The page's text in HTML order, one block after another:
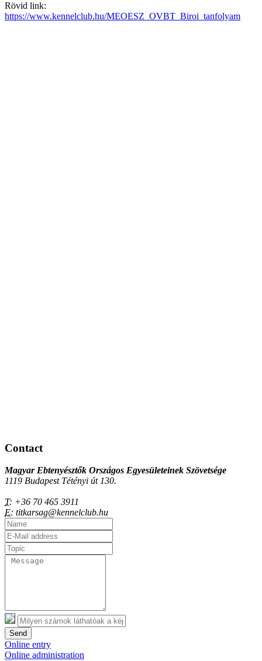
Rövid link:
https://www.kennelclub.hu/MEOESZ_OVBT_Biroi_tanfolyam
Contact
Magyar Ebtenyésztők Országos Egyesületeinek Szövetsége
1119 Budapest Tétényi út 130.
T: +36 70 465 3911
E: titkarsag@kennelclub.hu
Send
Online entry
Online administration